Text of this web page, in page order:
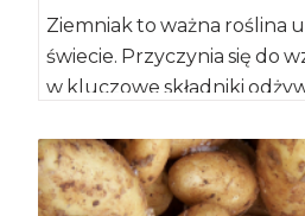
Ziemniak to ważna roślina
świecie. Przyczynia się do
w kluczowe składniki